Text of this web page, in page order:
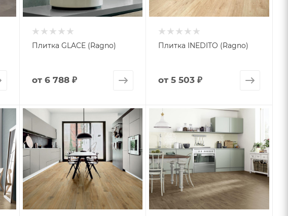
Плитка GLACE (Ragno)
от 6 788 ₽
Плитка INEDITO (Ragno)
от5 503 ₽